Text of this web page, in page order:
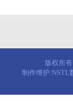
版权所
制作维护:NSTL